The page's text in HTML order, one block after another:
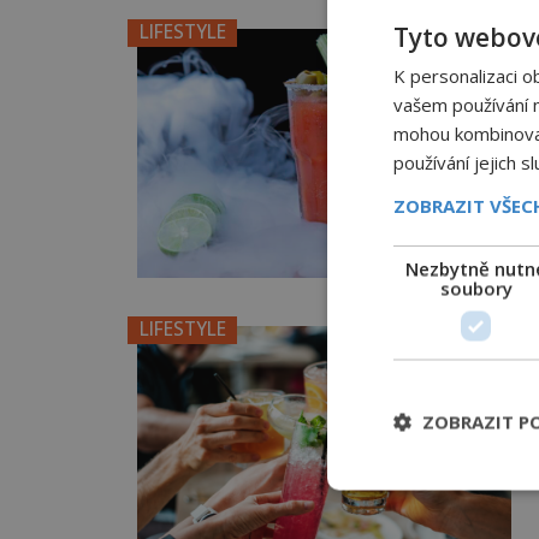
LIFESTYLE
LIFESTYLE
Tyto
K personalizaci
vašem používání
mohou
používání jejich
ZOBRAZIT
Nezbytně
soubory
ZOBRAZIT